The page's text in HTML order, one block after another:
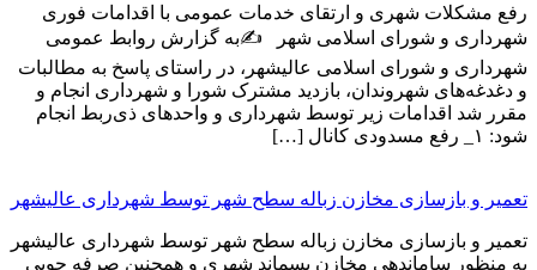
رفع مشکلات شهری و ارتقای خدمات عمومی با اقدامات فوری
شهرداری و شورای اسلامی شهر ✍️به گزارش روابط عمومی
شهرداری و شورای اسلامی عالیشهر، در راستای پاسخ به مطالبات
و دغدغه‌های شهروندان، بازدید مشترک شورا و شهرداری انجام و
مقرر شد اقدامات زیر توسط شهرداری و واحدهای ذی‌ربط انجام
شود: ۱_ رفع مسدودی کانال […]
تعمیر و بازسازی مخازن زباله سطح شهر توسط شهرداری عالیشهر
تعمیر و بازسازی مخازن زباله سطح شهر توسط شهرداری عالیشهر
به منظور ساماندهی مخازن پسماند شهری و همچنین صرفه جویی